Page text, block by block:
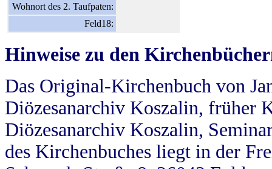
Wohnort des 2. Taufpaten:
Feld18:
Hinweise zu den
Das Original-Kirchenbuch von
Diözesanarchiv Koszalin, früher
Diözesanarchiv Koszalin,
des Kirchenbuches liegt in der